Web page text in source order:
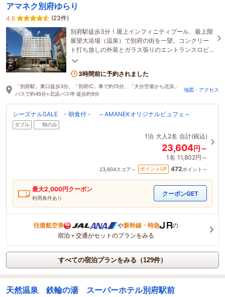
アマネク別府ゆらり
4.6
(23件)
別府駅徒歩3分！屋上インフィニティプール、最上階
展望大浴場（温泉）で別府の街を一望。コンクリー
ト打ち放しの外装とガラス張りのエントランスロビ
ー。地域とのコラボレーションをお届け！
3時間前に予約されました
「別府駅」東口徒歩3分。「別府IC」車で約15分。「大分空港から北浜」
バスで約45分+北浜バス停 徒歩約9分
地図・アクセス
シーズナルSALE - 朝食付 - ～AMANEKオリジナルビュフェ～
ダブル 朝のみ
1泊 大人2名 合計(税込)
23,604円～
1名 11,802円～
23,604スコア～ ポイントUP 472ポイント～
最大2,000円クーポン
利用条件あり
クーポンGET
往復航空券 や新幹線・特急
の
宿泊＋交通がセットのプランをみる
すべての宿泊プランをみる（129件）
天然温泉 鉄輪の湯 スーパーホテル別府駅前